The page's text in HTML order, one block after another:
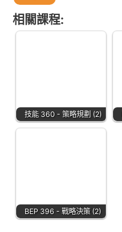
相關課程:
技能 360 - 策略規劃 (2)
BEP 396 - 戰略決策 (2)